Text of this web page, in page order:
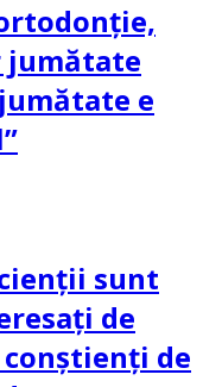
jumătate
e
sunt
de
de